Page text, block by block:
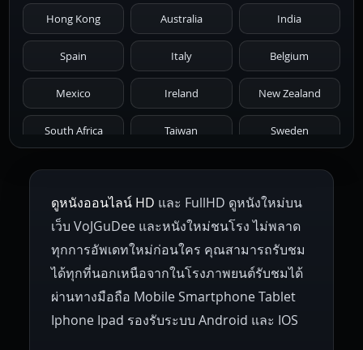
1971 1970 1969 1968 1967
1966 1965 1964 1963 1962
1959 1955
1945 1942 1941 1940 1939
1937 1930
Hong Kong Australia India
Spain Italy Belgium
Mexico Ireland New Zealand
South Africa Taiwan Sweden
Netherlands Russia Poland
Hungary Denmark Bulgaria
Czech Republic Brazil Turkey
ดูหนังออนไลน์ HD และ FullHD ดูหนังใหม่บน
เว็บ VoJGuDee และหนังใหม่ชนโรง ไม่พลาด
ทุกการอัพเดทใหม่ก่อนใคร คุณสามารถรับชม
ได้ทุกที่นอกเหนือจากในโรงภาพยนต์รับชมได้
ผ่านทางมือถือ Mobile Smartphone Tablet
Iphone Ipad รองรับระบบ Android และ IOS